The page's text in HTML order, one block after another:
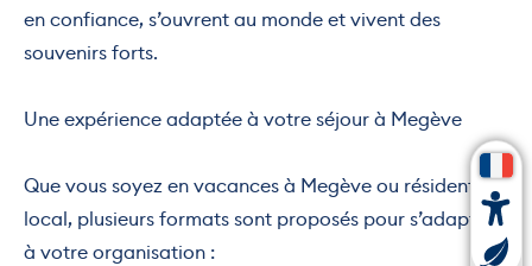
en confiance, s’ouvrent au monde et vivent des
souvenirs forts.
Une expérience adaptée à votre séjour à Megève
Que vous soyez en vacances à Megève ou résident
local, plusieurs formats sont proposés pour s’adapter
à votre organisation :